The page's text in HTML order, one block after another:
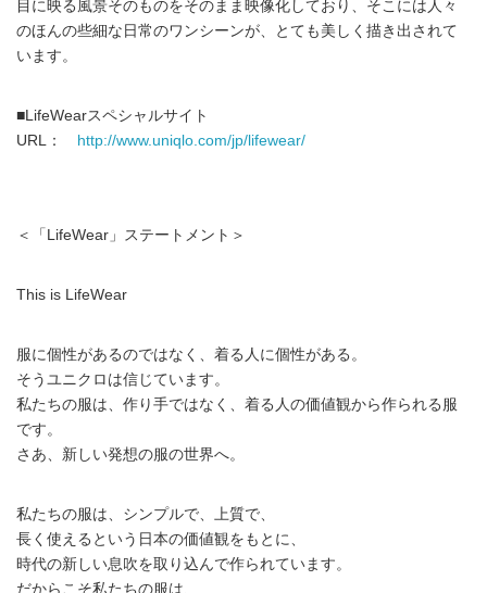
目に映る風景そのものをそのまま映像化しており、そこには人々
のほんの些細な日常のワンシーンが、とても美しく描き出されて
います。
■LifeWearスペシャルサイト
URL：
http://www.uniqlo.com/jp/lifewear/
＜「LifeWear」ステートメント＞
This is LifeWear
服に個性があるのではなく、着る人に個性がある。
そうユニクロは信じています。
私たちの服は、作り手ではなく、着る人の価値観から作られる服
です。
さあ、新しい発想の服の世界へ。
私たちの服は、シンプルで、上質で、
長く使えるという日本の価値観をもとに、
時代の新しい息吹を取り込んで作られています。
だからこそ私たちの服は、